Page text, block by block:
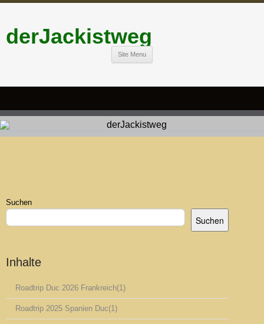
derJackistweg
Site Menu
Suchen
Suchen
Inhalte
Roadtrip Duc 2026 Frankreich(1)
Roadtrip 2025 Spanien Duc(1)